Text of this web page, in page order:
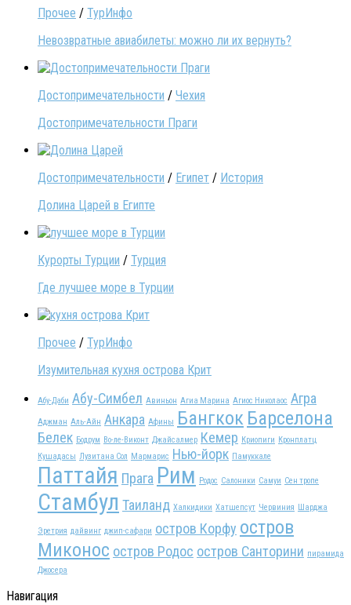
Прочее / ТурИнфо
Невозвратные авиабилеты: можно ли их вернуть?
Достопримечательности / Чехия
Достопримечательности Праги
Достопримечательности / Египет / История
Долина Царей в Египте
Курорты Турции / Турция
Где лучшее море в Турции
Прочее / ТурИнфо
Изумительная кухня острова Крит
Абу-Даби Абу-Симбел Авиньон Агиа Марина Агиос Николаос Агра
Аджман Аль-Айн Анкара Афины Бангкок Барселона
Белек Бодрум Во-ле-Виконт Джайсалмер Кемер Криопиги Кронплатц
Кушадасы Лузитана Сол Мармарис Нью-йорк Памуккале
Паттайя Прага Рим Родос Салоники Самуи Сен тропе
Стамбул Таиланд Халкидики Хатшепсут Червиния Шарджа
Эретрия дайвинг джип-сафари остров Корфу остров
Миконос остров Родос остров Санторини пирамида
Джосера
Навигация